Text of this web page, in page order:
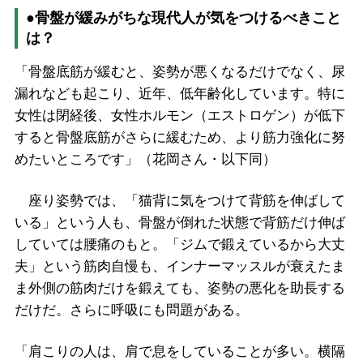
●骨盤が緩みがちな現代人が気をつけるべきこと
は？
「骨盤底筋が緩むと、姿勢が悪くなるだけでなく、尿
漏れなども起こり、近年、低年齢化しています。特に
女性は閉経後、女性ホルモン（エストロゲン）が低下
すると骨盤底筋がさらに緩むため、より筋力強化に努
めたいところです」（花岡さん・以下同）
座り姿勢では、「猫背に気をつけて背筋を伸ばして
いる」という人も、骨盤が倒れた状態で背筋だけ伸ば
していては腰痛のもと。「ジムで鍛えているから大丈
夫」という筋肉自慢も、インナーマッスルが衰えたま
ま外側の筋肉だけを鍛えても、姿勢の悪化を助長する
だけだ。さらに呼吸にも問題がある。
「肩こりの人は、肩で息をしていることが多い。横隔